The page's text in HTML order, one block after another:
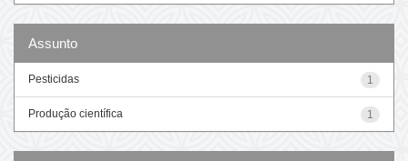
Assunto
1
Pesticidas
1
Produção científica